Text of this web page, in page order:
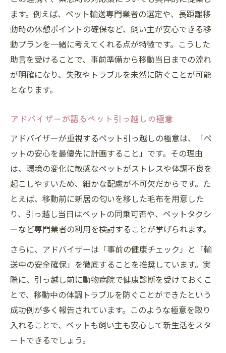
ます。例えば、ペット輸送専門業者の選定や、長距離移
動時の休憩ポイントの確保など、飼い主が安心できる移
動プランを一緒に考えてくれる点が特徴です。こうした
助言を受けることで、事前準備から移動当日までの流れ
が明確になり、失敗やトラブルを未然に防ぐことが可能
となります。
アドバイザーが語るペット引っ越しの極意
アドバイザーが重視するペット引っ越しの極意は、「ペ
ットの安心を最優先に計画すること」です。その理由
は、環境の変化に敏感なペットがストレスや体調不良を
起こしやすいため、細かな配慮が不可欠だからです。た
とえば、移動前に新居の匂いを移した毛布を用意した
り、引っ越し当日はペットの同乗可否や、ペットタクシ
ーなど専門業者の利用を検討することが挙げられます。
さらに、アドバイザーは「事前の健康チェック」と「輸
送中の安全確保」を徹底することを推奨しています。実
際に、引っ越し前に動物病院で健康診断を受けておくこ
とで、移動中の体調トラブルを防ぐことができたという
成功例が多く報告されています。このような極意を取り
入れることで、ペットも飼い主も安心して新生活をスタ
ートできるでしょう。